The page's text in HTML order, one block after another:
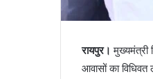
रायपुर। मुख्यमंत्री
आवासों का